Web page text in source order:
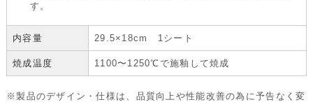
す。
内容量 29.5×18cm 1シート
焼成温度 1100〜1250℃で施釉して焼成
※製品のデザイン・仕様は、品質向上や性能改善の為に予告なく変